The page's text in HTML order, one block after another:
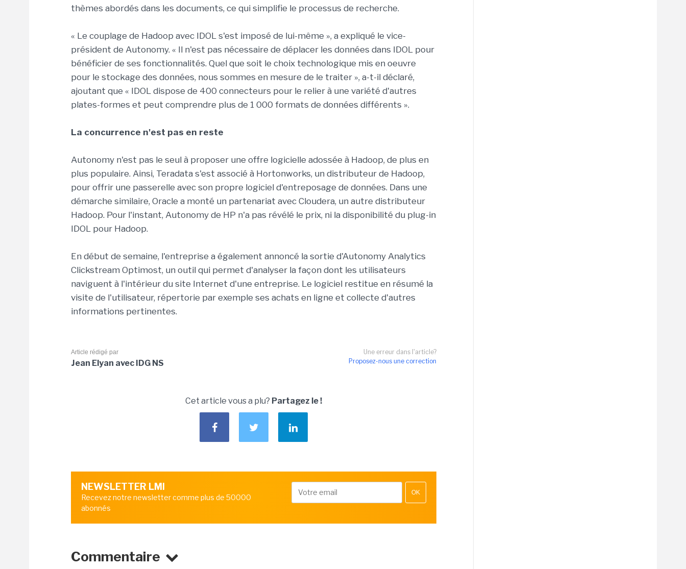
thèmes abordés dans les documents, ce qui simplifie le processus de recherche.
« Le couplage de Hadoop avec IDOL s'est imposé de lui-même », a expliqué le vice-
président de Autonomy. « Il n'est pas nécessaire de déplacer les données dans IDOL pour
bénéficier de ses fonctionnalités. Quel que soit le choix technologique mis en oeuvre
pour le stockage des données, nous sommes en mesure de le traiter », a-t-il déclaré,
ajoutant que « IDOL dispose de 400 connecteurs pour le relier à une variété d'autres
plates-formes et peut comprendre plus de 1 000 formats de données différents ».
La concurrence n'est pas en reste
Autonomy n'est pas le seul à proposer une offre logicielle adossée à Hadoop, de plus en
plus populaire. Ainsi, Teradata s'est associé à Hortonworks, un distributeur de Hadoop,
pour offrir une passerelle avec son propre logiciel d'entreposage de données. Dans une
démarche similaire, Oracle a monté un partenariat avec Cloudera, un autre distributeur
Hadoop. Pour l'instant, Autonomy de HP n'a pas révélé le prix, ni la disponibilité du plug-in
IDOL pour Hadoop.
En début de semaine, l'entreprise a également annoncé la sortie d'Autonomy Analytics
Clickstream Optimost, un outil qui permet d'analyser la façon dont les utilisateurs
naviguent à l'intérieur du site Internet d'une entreprise. Le logiciel restitue en résumé la
visite de l'utilisateur, répertorie par exemple ses achats en ligne et collecte d'autres
informations pertinentes.
Une erreur dans l'article?
Proposez-nous une correction
Article rédigé par
Jean Elyan avec IDG NS
Cet article vous a plu? Partagez le !
NEWSLETTER LMI
Recevez notre newsletter comme plus de 50000
abonnés
OK
Commentaire